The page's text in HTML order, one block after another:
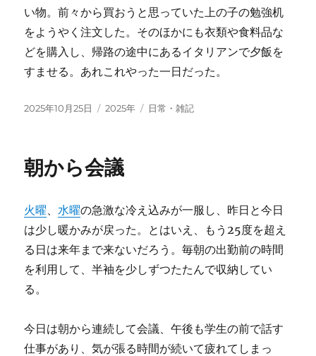
い物。前々から買おうと思っていた上の子の勉強机
をようやく注文した。そのほかにも衣類や食料品な
どを購入し、帰路の途中にあるイタリアンで夕飯を
すませる。あれこれやった一日だった。
投
2025年10月25日
カ
ー
2025年
タ
日常・雑記
朝から会議
火曜 水曜の急激な冷え込みが一服し、昨日と今日
は少し暖かみが戻った。とはいえ、もう25度を超え
る日は来年まで来ないだろう。毎朝の出勤前の時間
を利用して、半袖を少しずつたたんで収納してい
る。
今日は朝から連続して会議、午後も学生の前で話す
仕事があり、気が張る時間が続いて疲れてしまっ